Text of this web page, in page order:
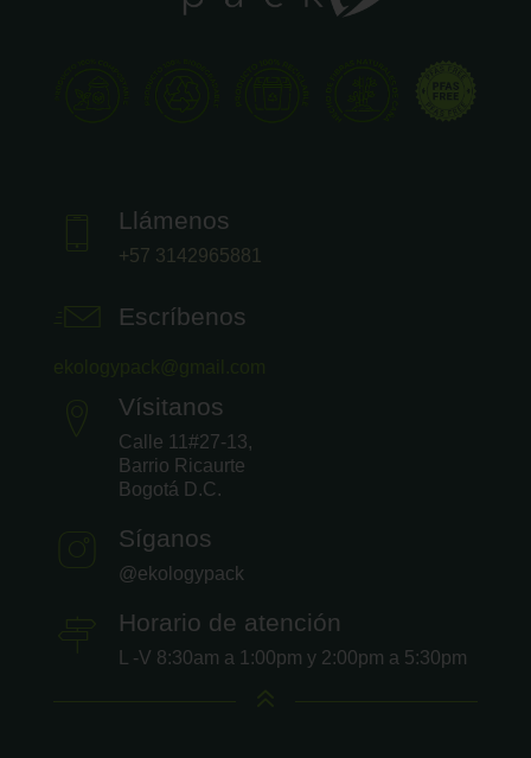
Llámenos
+57 3142965881
Escríbenos
Vísitanos
Calle 11#27-13,
Barrio Ricaurte
Bogotá D.C.
Síganos
@ekologypack
Horario de atención
L -V 8:30am a 1:00pm y 2:00pm a 5:30pm